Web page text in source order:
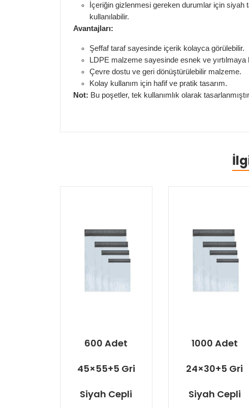
İçeriğin gizlenmesi gereken durumlar için
kullanılabilir.
Avantajları:
Şeffaf taraf sayesinde içerik kolayca görülebilir.
LDPE malzeme sayesinde esnek ve yırtılmaya
Çevre dostu ve geri dönüştürülebilir malzeme.
Kolay kullanım için hafif ve pratik tasarım.
Not: Bu poşetler, tek kullanımlık olarak
600 Adet
45×55+5 Gri
Siyah Cepli
1000 Adet
24×30+5 Gri
Siyah Cepli